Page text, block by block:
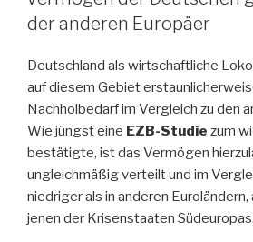
der anderen Europäer
Deutschland als wirtschaftliche
auf diesem Gebiet
Nachholbedarf im Vergleich zu den
Wie jüngst eine EZB-Studie zum
bestätigte, ist das Vermögen
ungleichmäßig verteilt und im
niedriger als in anderen
jenen der Krisenstaaten Südeuropas.